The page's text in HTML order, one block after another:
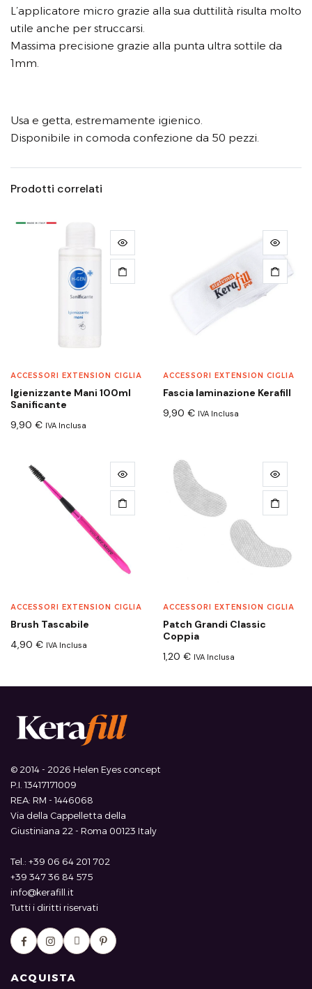
L’applicatore micro grazie alla sua duttilità risulta molto
utile anche per struccarsi.
Massima precisione grazie alla punta ultra sottile da
1mm.
Usa e getta, estremamente igienico.
Disponibile in comoda confezione da 50 pezzi.
Prodotti correlati
ACCESSORI EXTENSION CIGLIA
Igienizzante Mani 100ml
Sanificante
9,90 € IVA Inclusa
ACCESSORI EXTENSION CIGLIA
Fascia laminazione Kerafill
9,90 € IVA Inclusa
ACCESSORI EXTENSION CIGLIA
Brush Tascabile
4,90 € IVA Inclusa
ACCESSORI EXTENSION CIGLIA
Patch Grandi Classic
Coppia
1,20 € IVA Inclusa
© 2014 - 2026 Helen Eyes concept
P.I. 13417171009
REA: RM - 1446068
Via della Cappelletta della
Giustiniana 22 - Roma 00123 Italy
Tel.: +39 06 64 201 702
+39 347 36 84 575
info@kerafill.it
Tutti i diritti riservati
ACQUISTA